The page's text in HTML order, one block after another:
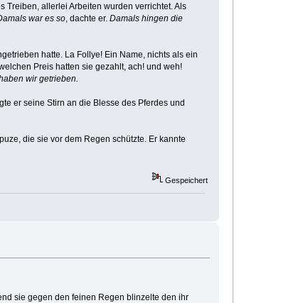
Treiben, allerlei Arbeiten wurden verrichtet. Als
war es so, dachte er. Damals hingen die
hatte. La Follye! Ein Name, nichts als ein
Preis hatten sie gezahlt, ach! und weh!
wir getrieben.
er seine Stirn an die Blesse des Pferdes und
die sie vor dem Regen schützte. Er kannte
Gespeichert
sie gegen den feinen Regen blinzelte den ihr